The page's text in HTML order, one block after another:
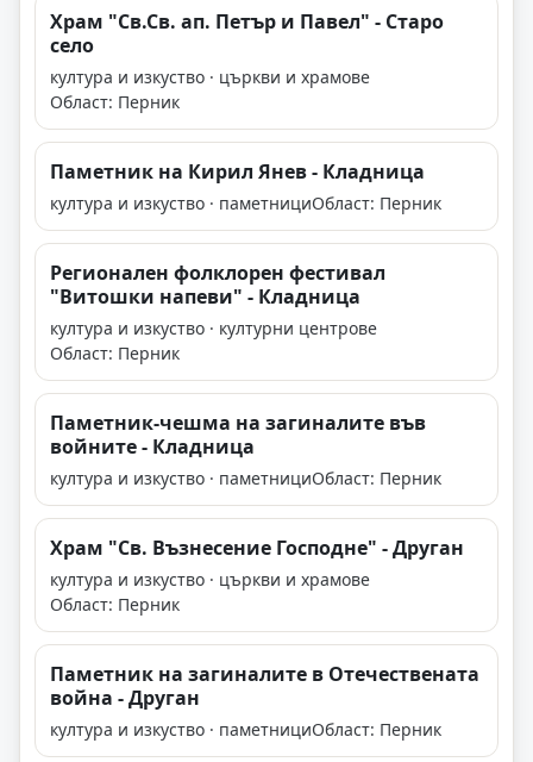
Храм "Св.Св. ап. Петър и Павел" - Старо
село
култура и изкуство · църкви и храмове
Област: Перник
Паметник на Кирил Янев - Кладница
култура и изкуство · паметнициОбласт: Перник
Регионален фолклорен фестивал
"Витошки напеви" - Кладница
култура и изкуство · културни центрове
Област: Перник
Паметник-чешма на загиналите във
войните - Кладница
култура и изкуство · паметнициОбласт: Перник
Храм "Св. Възнесение Господне" - Друган
култура и изкуство · църкви и храмове
Област: Перник
Паметник на загиналите в Отечествената
война - Друган
култура и изкуство · паметнициОбласт: Перник